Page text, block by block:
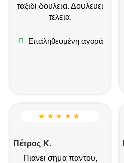
ταξιδι δουλεια. Δουλευει
τελεια.
Επαληθευμένη αγορά
★ ★ ★ ★ ★
Πέτρος Κ.
Πιανει σημα παντου,